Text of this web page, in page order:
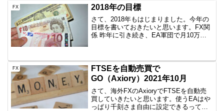
ので、上昇するのか、下降するのかなん
てわからないんですよ...
FX 2018年の目標
さて、2018年もはじまりました。今年の
目標を書いておきたいと思います。FX関
係 昨年に引き続き、EA軍団で月10万円
で10万円以上稼ぐこれは、2017は全然未
達で...
FX
FTSEを自動売買で
GO（Axiory）2021年10月
さて、海外FXのAxioryでFTSEを自動売
買していきたいと思います。使うEAはや
っぱり千刻さま自由に設定できるって本